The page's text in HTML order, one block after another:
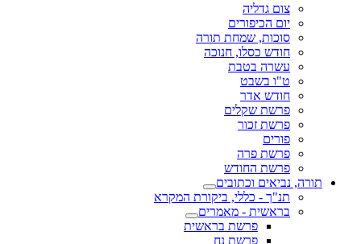
צום גדליה
יום הכיפורים
סוכות, שמחת תורה
חודש כסלו, חנוכה
עשרה בטבת
ט"ו בשבט
חודש אדר
פרשת שקלים
פרשת זכור
פורים
פרשת פרה
פרשת החודש
תורה, נביאים וכתובים
תנ"ך - כללי, ביקורת המקרא
בראשית - מאמרים
פרשת בראשית
פרשת נח